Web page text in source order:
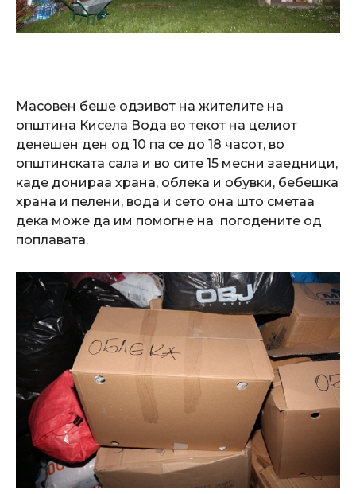
Масовен беше одзивот на жителите на
општина Кисела Вода во текот на целиот
денешен ден од 10 па се до 18 часот, во
општинската сала и во сите 15 месни заедници,
каде донираа храна, облека и обувки, бебешка
храна и пелени, вода и сето она што сметаа
дека може да им помогне на погодените од
поплавата.